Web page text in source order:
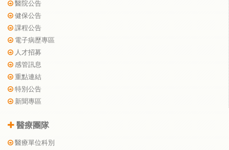
醫院公告
健保公告
課程公告
電子病歷專區
人才招募
感管訊息
重點連結
特別公告
新聞專區
醫療團隊
醫療單位科別